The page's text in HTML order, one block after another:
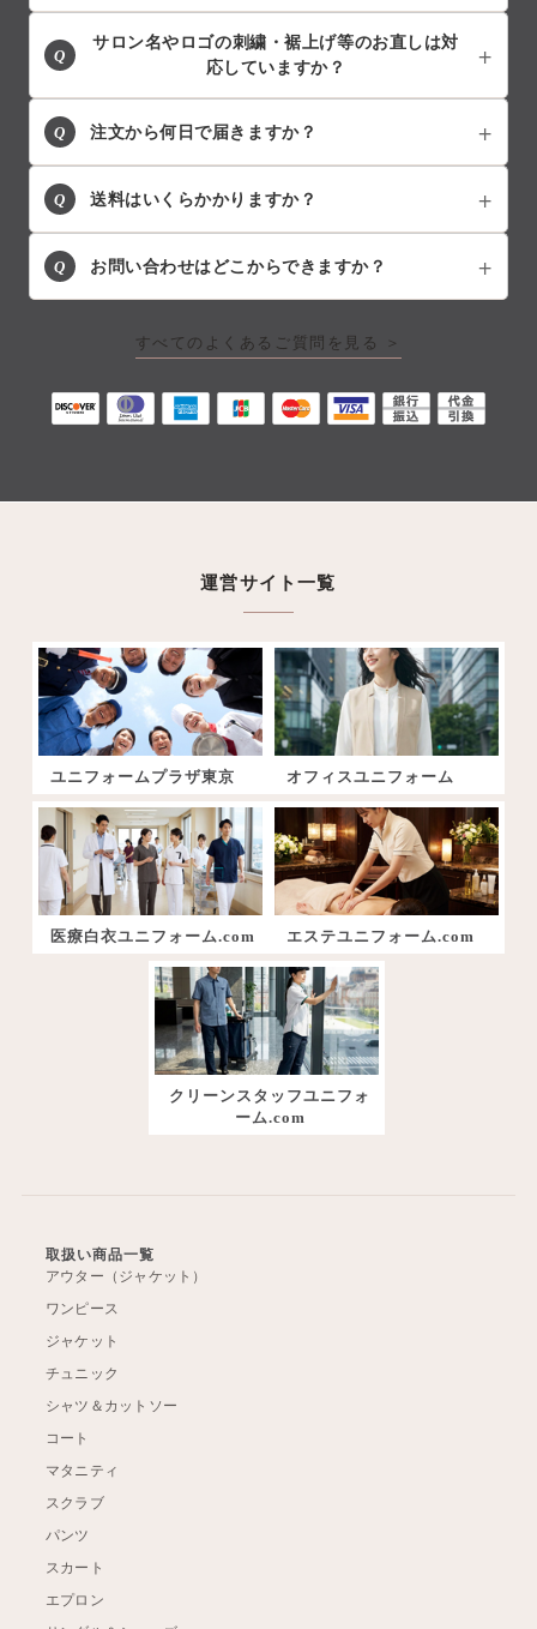
Q
サロン名やロゴの刺繍・裾上げ等のお直しは対
応していますか？
Q 注文から何日で届きますか？
Q 送料はいくらかかりますか？
Q お問い合わせはどこからできますか？
すべてのよくあるご質問を見る ＞
運営サイト一覧
ユニフォームプラザ東京 オフィスユニフォーム
医療白衣ユニフォーム.com エステユニフォーム.com
クリーンスタッフユニフォ
ーム.com
取扱い商品一覧
アウター（ジャケット）
ワンピース
ジャケット
チュニック
シャツ＆カットソー
コート
マタニティ
スクラブ
パンツ
スカート
エプロン